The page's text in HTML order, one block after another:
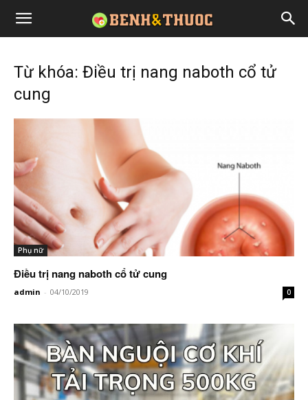
Từ khóa: Điều trị nang naboth cổ tử
cung
Phụ nữ
Điều trị nang naboth cổ tử cung
admin - 04/10/2019 0